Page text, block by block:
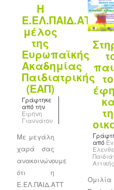
H
Ε.ΕΛ.ΠΑΙΔ.ΑΤΤ.
μέλος
της
Ευρωπαϊκής
Ακαδημίας
Παιδιατρικής
(ΕΑΠ)
Γράφτηκε
από την
Ειρήνη
Γιαννάτου
Με μεγάλη
χαρά σας
ανακοινώνουμε
ότι η
Ε.ΕΛ.ΠΑΙΔ.ΑΤΤ
από
Αττικής
Ομιλία